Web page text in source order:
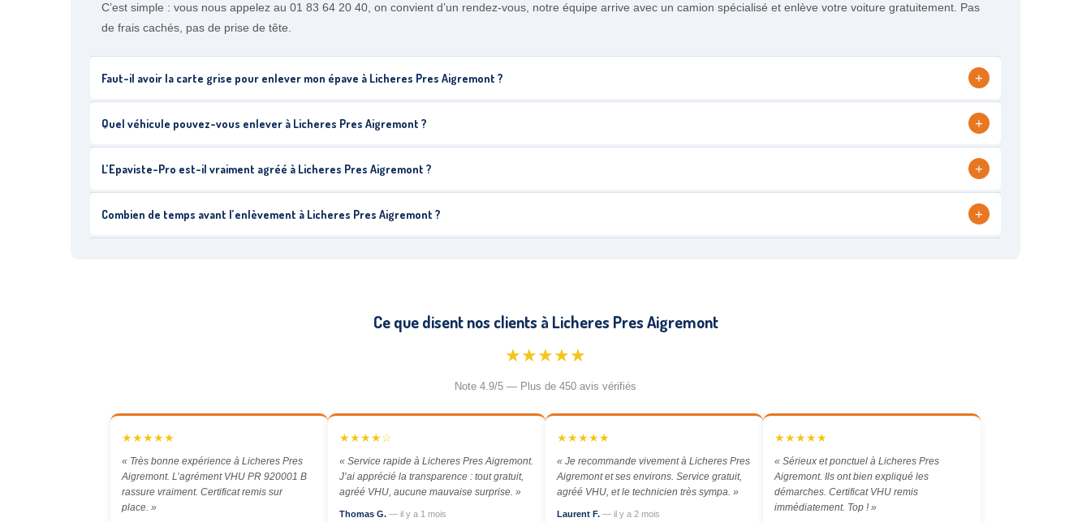
C’est simple : vous nous appelez au 01 83 64 20 40, on convient d’un rendez-vous, notre équipe arrive avec un camion spécialisé et enlève votre voiture gratuitement. Pas
de frais cachés, pas de prise de tête.
Faut-il avoir la carte grise pour enlever mon épave à Licheres Pres Aigremont ? +
Quel véhicule pouvez-vous enlever à Licheres Pres Aigremont ? +
L’Epaviste-Pro est-il vraiment agréé à Licheres Pres Aigremont ? +
Combien de temps avant l’enlèvement à Licheres Pres Aigremont ? +
Ce que disent nos clients à Licheres Pres Aigremont
★★★★★
Note 4.9/5 — Plus de 450 avis vérifiés
★★★★★
« Très bonne expérience à Licheres Pres
Aigremont. L’agrément VHU PR 920001 B
rassure vraiment. Certificat remis sur
place. »
★★★★☆
« Service rapide à Licheres Pres Aigremont.
J’ai apprécié la transparence : tout gratuit,
agréé VHU, aucune mauvaise surprise. »
Thomas G. — il y a 1 mois
★★★★★
« Je recommande vivement à Licheres Pres
Aigremont et ses environs. Service gratuit,
agréé VHU, et le technicien très sympa. »
Laurent F. — il y a 2 mois
★★★★★
« Sérieux et ponctuel à Licheres Pres
Aigremont. Ils ont bien expliqué les
démarches. Certificat VHU remis
immédiatement. Top ! »